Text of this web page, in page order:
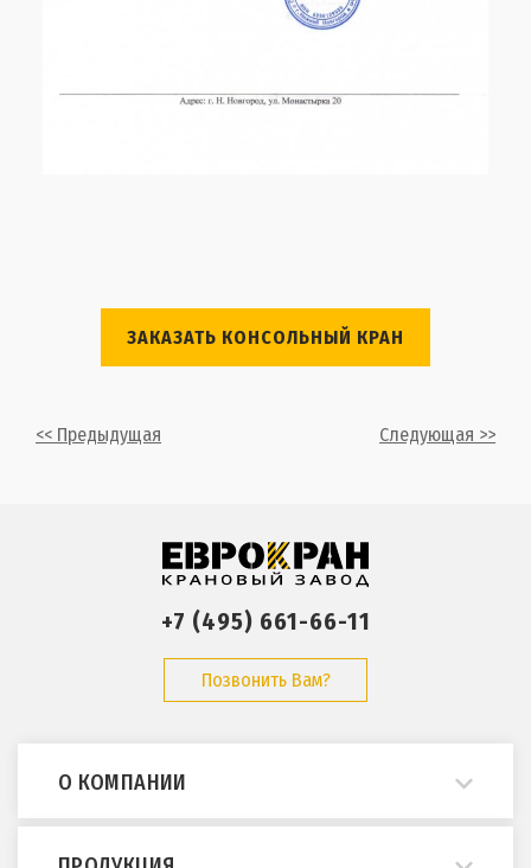
ЗАКАЗАТЬ КОНСОЛЬНЫЙ КРАН
<< Предыдущая Следующая >>
+7 (495) 661-66-11
Позвонить Вам?
О КОМПАНИИ
О нас